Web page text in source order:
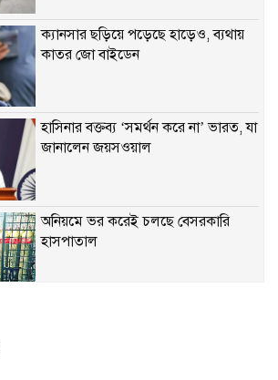
ক্যানসার ছড়িয়ে পড়েছে হাড়েও, ব্যথায়
কাতর জো বাইডেন
হাসিনার বক্তব্য ‘সমর্থন করে না’ ভারত, যা
জানালেন জয়সওয়াল
অনিয়মে ভর করেই চলছে বেসরকারি
হাসপাতাল